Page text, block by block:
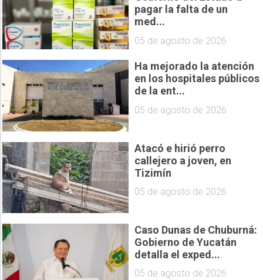
pagar la falta de un
med...
05 de agosto de 2026
Ha mejorado la atención
en los hospitales públicos
de la ent...
05 de agosto de 2026
Atacó e hirió perro
callejero a joven, en
Tizimín
05 de agosto de 2026
Caso Dunas de Chuburná:
Gobierno de Yucatán
detalla el exped...
05 de agosto de 2026